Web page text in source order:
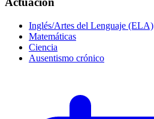
Inglés/Artes del Lenguaje (ELA)
Matemáticas
Ciencia
Ausentismo crónico